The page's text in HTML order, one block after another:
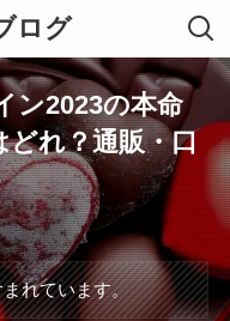
ログ
ン2023の本命
れ？通販・口
れています。